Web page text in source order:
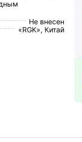
Не внесен
«RGK», Китай